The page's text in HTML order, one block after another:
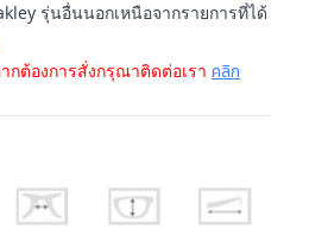
รุ่นอื่นนอกเหนือจากรายการที่ได้
ต้องการสั่งกรุณาติดต่อเรา คลิก